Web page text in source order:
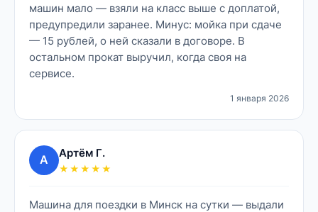
машин мало — взяли на класс выше с доплатой,
предупредили заранее. Минус: мойка при сдаче
— 15 рублей, о ней сказали в договоре. В
остальном прокат выручил, когда своя на
сервисе.
1 января 2026
А Артём Г.
★★★★★
Машина для поездки в Минск на сутки — выдали